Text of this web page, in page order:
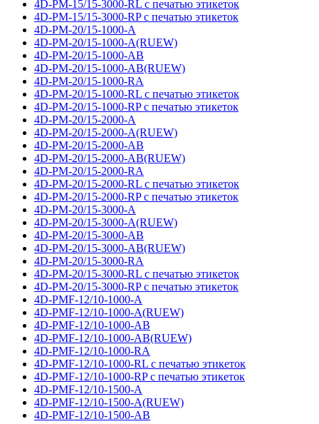
4D-PM-15/15-3000-RL с печатью этикеток
4D-PM-15/15-3000-RP с печатью этикеток
4D-PM-20/15-1000-A
4D-PM-20/15-1000-A(RUEW)
4D-PM-20/15-1000-AB
4D-PM-20/15-1000-AB(RUEW)
4D-PM-20/15-1000-RA
4D-PM-20/15-1000-RL с печатью этикеток
4D-PM-20/15-1000-RP с печатью этикеток
4D-PM-20/15-2000-A
4D-PM-20/15-2000-A(RUEW)
4D-PM-20/15-2000-AB
4D-PM-20/15-2000-AB(RUEW)
4D-PM-20/15-2000-RA
4D-PM-20/15-2000-RL с печатью этикеток
4D-PM-20/15-2000-RP с печатью этикеток
4D-PM-20/15-3000-A
4D-PM-20/15-3000-A(RUEW)
4D-PM-20/15-3000-AB
4D-PM-20/15-3000-AB(RUEW)
4D-PM-20/15-3000-RA
4D-PM-20/15-3000-RL с печатью этикеток
4D-PM-20/15-3000-RP с печатью этикеток
4D-PMF-12/10-1000-A
4D-PMF-12/10-1000-A(RUEW)
4D-PMF-12/10-1000-AB
4D-PMF-12/10-1000-AB(RUEW)
4D-PMF-12/10-1000-RA
4D-PMF-12/10-1000-RL с печатью этикеток
4D-PMF-12/10-1000-RP с печатью этикеток
4D-PMF-12/10-1500-A
4D-PMF-12/10-1500-A(RUEW)
4D-PMF-12/10-1500-AB